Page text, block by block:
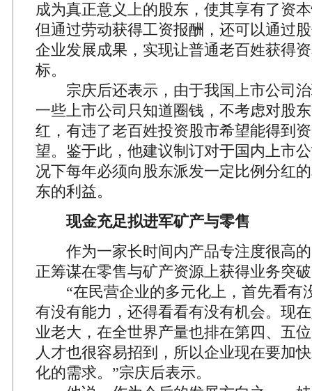
成为真正意义上的股东，使其享有了资
但通过劳动获得工资报酬，还可以通过
企业发展成果，实现让普通老百姓获得
标。
宗庆后还表示，由于我国上市公司治
一些上市公司只知道圈钱，不考虑对股
红，有违了老百姓投资股市希望能得到
望。鉴于此，他建议制订对于国内上市
况下每年必须向股东派发一定比例分红
东的利益。
现金充足拟进军矿产与零售
作为一家长时间内产品专注度很高的
正筹谋在零售与矿产资源上获得业务突
“在民营企业的多元化上，首先看有
有没有能力，还得看看有没有机会。现
业老大，在全世界产量也排在第四、五
人才也很容易招到，所以企业现在要加
化的需求。”宗庆后表示。